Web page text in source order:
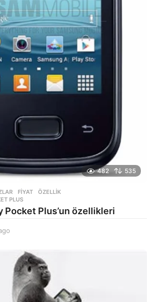
482 535
FIYAT ,ÖZELLIK
PLUS
Pocket Plus’un özellikleri
g